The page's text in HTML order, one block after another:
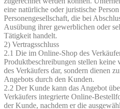
eine natürliche oder juristische
Personengesellschaft, die bei
Ausübung ihrer gewerblichen oder
Tätigkeit handelt.
2) Vertragsschluss
2.1 Die im Online-Shop des
Produktbeschreibungen stellen keine
des Verkäufers dar, sondern dienen
Angebots durch den Kunden.
2.2 Der Kunde kann das Angebot
Verkäufers integrierte Online-
der Kunde, nachdem er die